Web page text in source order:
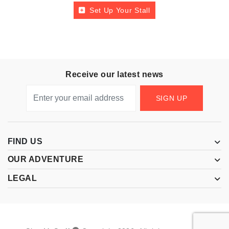
Set Up Your Stall
Receive our latest news
SIGN UP
FIND US
OUR ADVENTURE
LEGAL